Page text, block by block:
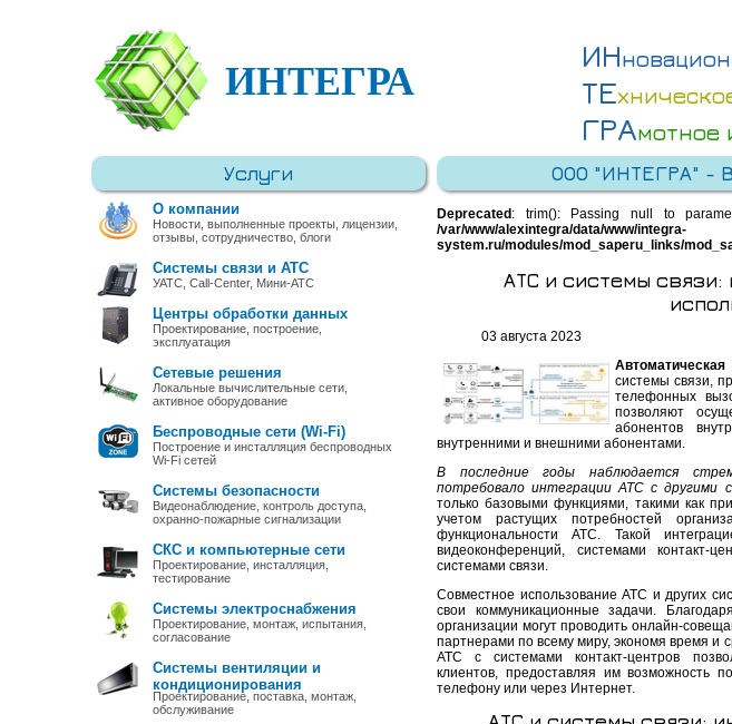
ИНТЕГРА
ИН
ТЕ
ГРАмотное
Услуги
О компании
Новости, выполненные проекты, лицензии,
отзывы, сотрудничество, блоги
Системы связи и АТС
УАТС, Call-Center, Мини-АТС
Центры обработки данных
Проектирование, построение,
эксплуатация
Сетевые решения
Локальные вычислительные сети,
активное оборудование
Беспроводные сети (Wi-Fi)
Построение и инсталляция беспроводных
Wi-Fi сетей
Системы безопасности
Видеонаблюдение, контроль доступа,
охранно-пожарные сигнализации
СКС и компьютерные сети
Проектирование, инсталляция,
тестирование
Системы электроснабжения
Проектирование, монтаж, испытания,
согласование
Системы вентиляции и
кондиционирования
Проектирование, поставка, монтаж,
обслуживание
ООО "ИНТЕГРА" -
Deprecated : trim(): Passing null to
/var/www/alexintegra/data/www/integra-
system.ru/modules/mod_saperu_links/
АТС и системы связи:
03 августа 2023
системы связи,
телефонных
позволяют
абонентов
внутренними и внешними абонентами.
В последние годы наблюдается
потребовало интеграции АТС с другими
только базовыми функциями, такими как
учетом растущих потребностей
функциональности АТС. Такой
видеоконференций, системами контакт-
системами связи.
Совместное использование АТС и других
свои коммуникационные задачи.
организации могут проводить онлайн-
партнерами по всему миру, экономя время и
АТС с системами контакт-центров
клиентов, предоставляя им возможность
телефону или через Интернет.